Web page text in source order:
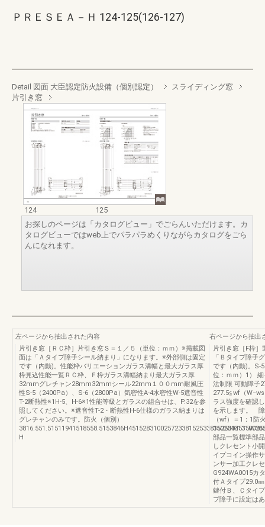
ＰＲＥＳＥＡ－Ｈ 124-125(126-127)
Detail 図面 大臣認定防火設備（個別認定）
スライディング窓
片引き窓
124
125
お探しのページは「カタログビュー」でごらんいただけます。カ
タログビューではweb上でパラパラめくりながらカタログをごら
んになれます。
左ページから抽出された内容
片引き窓［ＲＣ枠］片引き窓Ｓ＝１／５（単位：ｍｍ）※掲載図
面は「Ａタイプ障子シール納まり」になります。※外部側は固定
です（内動)。性能枠バリエーションガラス溝幅と最大ガラス厚
枠見込性能一覧ＲＣ枠、Ｆ枠ガラス溝幅納まり最大ガラス厚
32mmグレチャン28mm32mmシール22mm１００mm耐風圧
性S-5（2400Pa）、S-6（2800Pa）気密性A-4水密性W-5遮音性
T-2断熱性※1H-5、H-6※1性能等級とガラスの組合せは、P.32を参
照してください。※遮音性T-2・断熱性H-6仕様のガラス納まりは
グレチャンのみです。防火（個別）
H
右ページから抽出
片引き窓［F枠
「Ｂタイプ障子
です（内動)。S-
位：ｍｍ）1）
法制限 可動障子
277.5≦wf（
ラス強度を確認
を示します。
（wf）＝1：1防
部品一覧標準部
しクレセント小
イプコイン操
ンサー加工クレ
G924WA0015カ
付Ａタイプ29.0
鍵付Ｂ、Ｃタイ
プ障子に設定は